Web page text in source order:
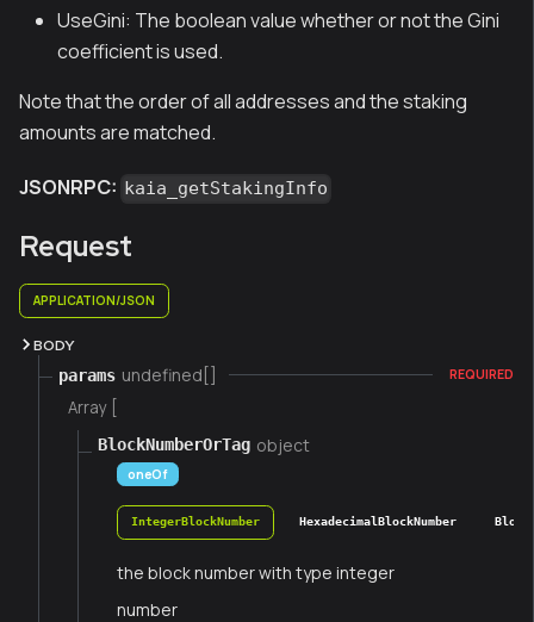
UseGini: The boolean value whether or not the Gini
coefficient is used.
Note that the order of all addresses and the staking
amounts are matched.
JSONRPC: kaia_getStakingInfo
Request
APPLICATION/JSON
BODY
params undefined[] REQUIRED
Array [
BlockNumberOrTag object
oneOf
IntegerBlockNumber HexadecimalBlockNumber
the block number with type integer
number